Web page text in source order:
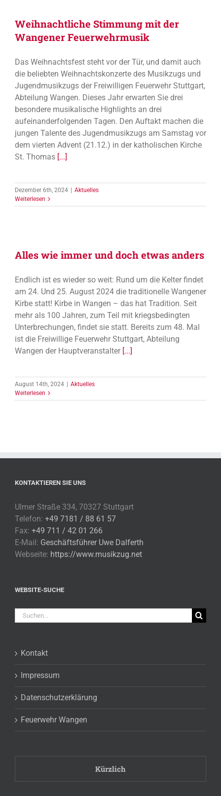
Weihnachtliche Stimmung mit der
Wangener Feuerwehrmusik
Das Weihnachtsfest steht vor der Tür, und damit auch
die beliebten Weihnachtskonzerte des Musikzugs und
Jugendmusikzugs der Freiwilligen Feuerwehr Stuttgart,
Abteilung Wangen. Dieses Jahr erwarten Sie drei
besondere musikalische Highlights an drei
aufeinanderfolgenden Tagen. Den Auftakt machen die
jungen Talente des Jugendmusikzugs am Samstag vor
dem vierten Advent (21.12.) in der katholischen Kirche
St. Thomas [...]
Dezember 6th, 2024 | Aktuelles
Weiterlesen
Alles wie immer und doch etwas anders
Endlich ist es wieder so weit: Rund um die Kelter findet
am 24. Und 25. August 2024 die traditionelle Wangener
Kirbe statt! Kirbe in Wangen – das hat Tradition. Seit
mehr als 100 Jahren, zum Teil mit kriegsbedingten
Unterbrechungen, findet sie statt. Bereits zum 48. Mal
ist die Freiwillige Feuerwehr Stuttgart, Abteilung
Wangen der Hauptveranstalter [...]
August 14th, 2024 | Aktuelles
Weiterlesen
KONTAKTIEREN SIE UNS
Ulmer Straße 334, 70327 Stuttgart
Telefon: +49 7181 / 88 61 57
Fax: +49 711 / 42 01 266
E-Mail: Geschäftsführer Uwe Dalferth
Webseite: https://www.musikzug.net
WEBSITE-SUCHE
Suche
nach:
Kontakt
Impressum
Datenschutzerklärung
Feuerwehr Wangen
Kürzlich